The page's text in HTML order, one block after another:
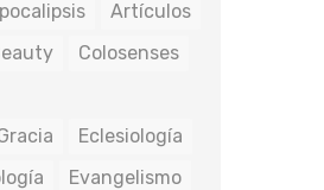
Artículos
Colosenses
Eclesiología
Evangelismo